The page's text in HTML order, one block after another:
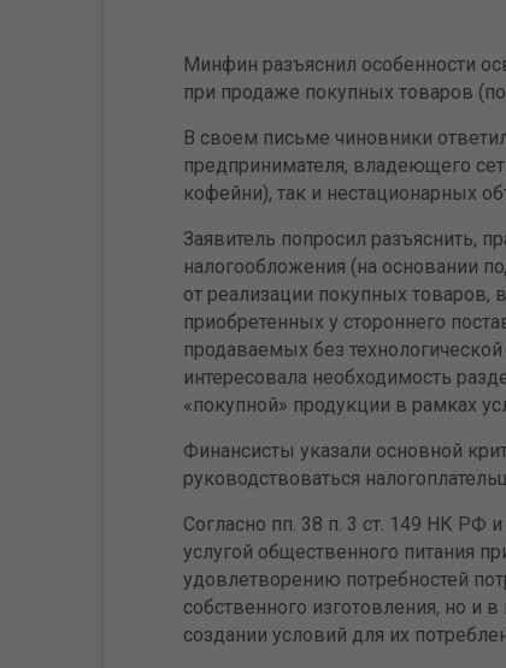
Минфин разъяснил особенности
при продаже покупных товаров
В своем письме чиновники
предпринимателя, владеющего
кофейни), так и нестационарных
Заявитель попросил разъяснить,
налогообложения (на основании
от реализации покупных товаров,
приобретенных у стороннего
продаваемых без
интересовала необходимость
«покупной» продукции в рамках
Финансисты указали основной
руководствоваться
Согласно пп. 38 п. 3 ст. 149 НК РФ
услугой общественного питания
удовлетворению потребностей
собственного изготовления, но и
создании условий для их